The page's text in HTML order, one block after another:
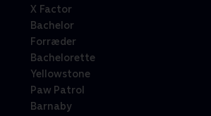
X Factor
Bachelor
Forræder
Bachelorette
Yellowstone
Paw Patrol
Barnaby